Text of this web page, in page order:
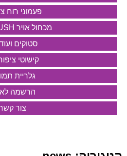
פעמוני רוח
מכחול אויר AIRBRUSH
סטוקים
קישוטי
גלריית
הרשמה
צור